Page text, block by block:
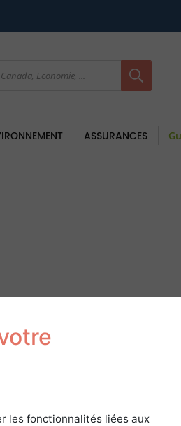
ASSURANCES
les fonctionnalités liées aux